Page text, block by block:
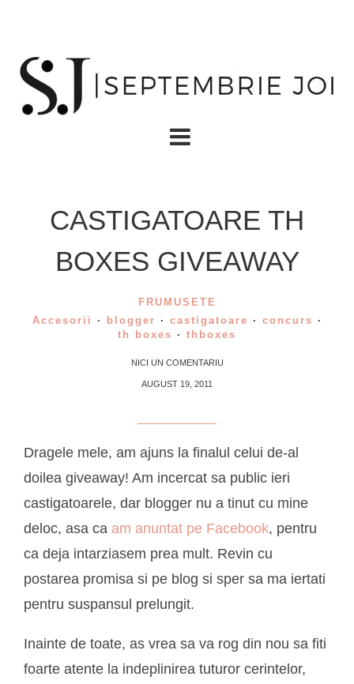
CASTIGATOARE TH
BOXES GIVEAWAY
FRUMUSETE
Accesorii
· blogger · castigatoare · concurs ·
th boxes · thboxes
NICI UN COMENTARIU
AUGUST 19, 2011
Dragele mele, am ajuns la finalul celui de-al
doilea giveaway! Am incercat sa public ieri
castigatoarele, dar blogger nu a tinut cu mine
deloc, asa ca am anuntat pe Facebook, pentru
ca deja intarziasem prea mult. Revin cu
postarea promisa si pe blog si sper sa ma iertati
pentru suspansul prelungit.
Inainte de toate, as vrea sa va rog din nou sa fiti
foarte atente la indeplinirea tuturor cerintelor,